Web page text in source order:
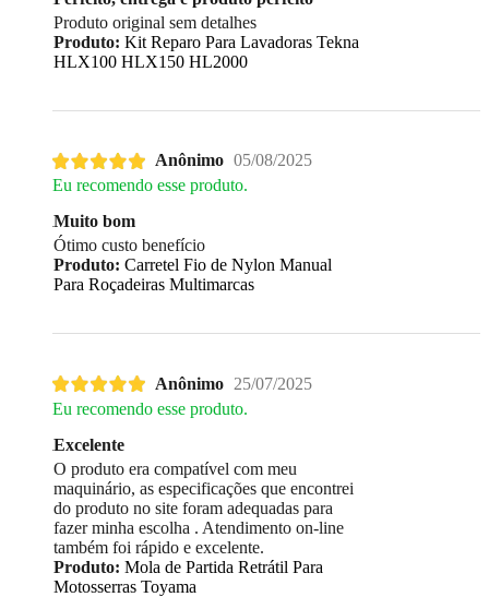
Produto original sem detalhes
Produto: Kit Reparo Para Lavadoras Tekna
HLX100 HLX150 HL2000
Anônimo 05/08/2025
Eu recomendo esse produto.
Muito bom
Ótimo custo benefício
Produto: Carretel Fio de Nylon Manual
Para Roçadeiras Multimarcas
Anônimo 25/07/2025
Eu recomendo esse produto.
Excelente
O produto era compatível com meu
maquinário, as especificações que encontrei
do produto no site foram adequadas para
fazer minha escolha . Atendimento on-line
também foi rápido e excelente.
Produto: Mola de Partida Retrátil Para
Motosserras Toyama